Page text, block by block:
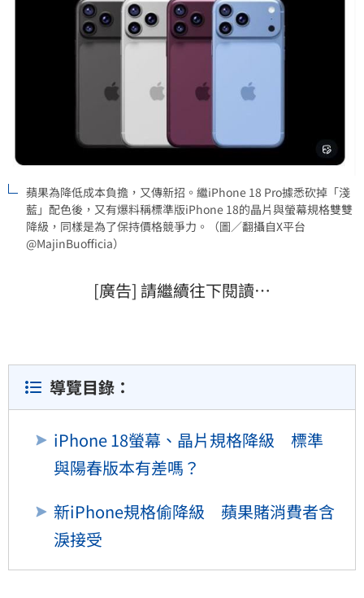
蘋果為降低成本負擔，又傳新招。繼iPhone 18 Pro據悉砍掉「淺
藍」配色後，又有爆料稱標準版iPhone 18的晶片與螢幕規格雙雙
降級，同樣是為了保持價格競爭力。（圖／翻攝自X平台
@MajinBuofficia）
[廣告] 請繼續往下閱讀…
導覽目錄：
iPhone 18螢幕、晶片規格降級 標準
與陽春版本有差嗎？
新iPhone規格偷降級 蘋果賭消費者含
淚接受